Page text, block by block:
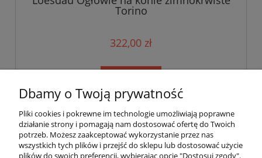
Torino
322,00 zł
« 1 2 »
Dbamy o Twoją prywatność
Pliki cookies i pokrewne im technologie umożliwiają poprawne
działanie strony i pomagają nam dostosować ofertę do Twoich
potrzeb. Możesz zaakceptować wykorzystanie przez nas
wszystkich tych plików i przejść do sklepu lub dostosować użycie
plików do swoich preferencji, wybierając opcję "Dostosuj zgody".